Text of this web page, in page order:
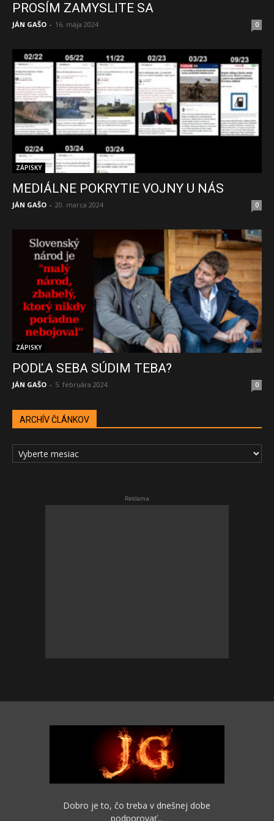
PROSÍM ZAMYSLITE SA
JÁN GAŠO - 16. mája 2024 0
ZÁPISKY
MEDIÁLNE POKRYTIE VOJNY U NÁS
JÁN GAŠO - 20. marca 2024 0
ZÁPISKY
PODĽA SEBA SÚDIM TEBA?
JÁN GAŠO - 5. februára 2024 0
ARCHÍV ČLÁNKOV
ARCHÍV
ČLÁNKOV
Reklama
Dobro je to, čo treba v dnešnej dobe
podporovať...